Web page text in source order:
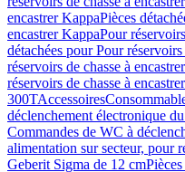
encastrer KappaPièces
encastrer KappaPour
détachées pour Pour
réservoirs de chasse à
réservoirs de chasse à encastrer
300TAccessoires
déclenchement électronique
Commandes de WC à
alimentation sur secteur, pour
Geberit Sigma de 12 cm